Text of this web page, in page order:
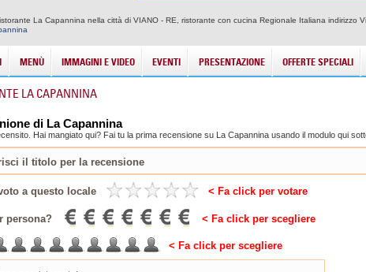
La Capannina nella città di VIANO - RE, ristorante con cucina Regionale Italiana indirizzo
MENÙ IMMAGINI E VIDEO EVENTI PRESENTAZIONE OFFERTE SPECIALI
LA CAPANNINA
di La Capannina
Hai mangiato qui? Fai tu la prima recensione su La Capannina usando il modulo qui
a questo locale < Fa click per votare
persona? < Fa click per scegliere
< Fa click per scegliere